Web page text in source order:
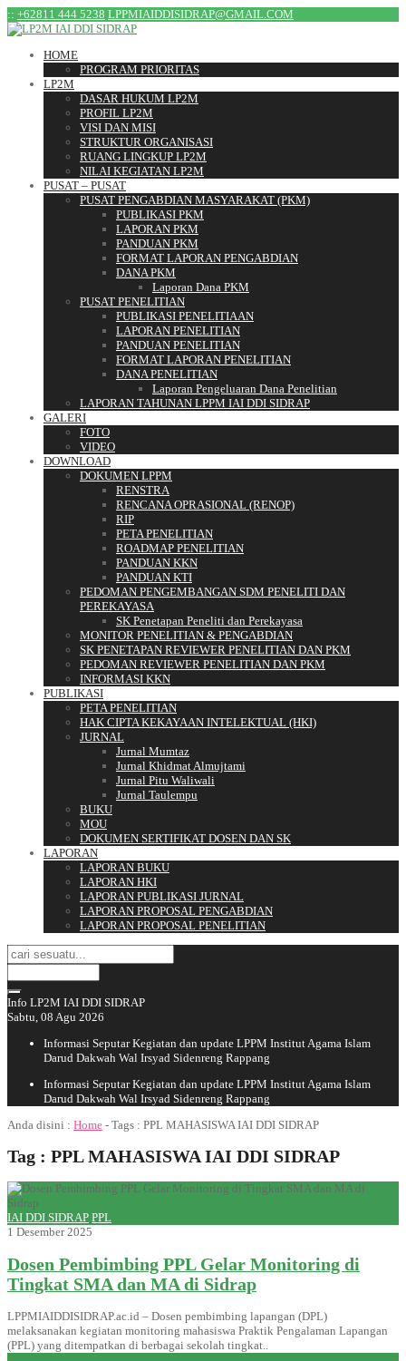
:: +62811 444 5238 LPPMIAIDDISIDRAP@GMAIL.COM
HOME
PROGRAM PRIORITAS
LP2M
DASAR HUKUM LP2M
PROFIL LP2M
VISI DAN MISI
STRUKTUR ORGANISASI
RUANG LINGKUP LP2M
NILAI KEGIATAN LP2M
PUSAT – PUSAT
PUSAT PENGABDIAN MASYARAKAT (PKM)
PUBLIKASI PKM
LAPORAN PKM
PANDUAN PKM
FORMAT LAPORAN PENGABDIAN
DANA PKM
Laporan Dana PKM
PUSAT PENELITIAN
PUBLIKASI PENELITIAAN
LAPORAN PENELITIAN
PANDUAN PENELITIAN
FORMAT LAPORAN PENELITIAN
DANA PENELITIAN
Laporan Pengeluaran Dana Penelitian
LAPORAN TAHUNAN LPPM IAI DDI SIDRAP
GALERI
FOTO
VIDEO
DOWNLOAD
DOKUMEN LPPM
RENSTRA
RENCANA OPRASIONAL (RENOP)
RIP
PETA PENELITIAN
ROADMAP PENELITIAN
PANDUAN KKN
PANDUAN KTI
PEDOMAN PENGEMBANGAN SDM PENELITI DAN
PEREKAYASA
SK Penetapan Peneliti dan Perekayasa
MONITOR PENELITIAN & PENGABDIAN
SK PENETAPAN REVIEWER PENELITIAN DAN PKM
PEDOMAN REVIEWER PENELITIAN DAN PKM
INFORMASI KKN
PUBLIKASI
PETA PENELITIAN
HAK CIPTA KEKAYAAN INTELEKTUAL (HKI)
JURNAL
Jurnal Mumtaz
Jurnal Khidmat Almujtami
Jurnal Pitu Waliwali
Jurnal Taulempu
BUKU
MOU
DOKUMEN SERTIFIKAT DOSEN DAN SK
LAPORAN
LAPORAN BUKU
LAPORAN HKI
LAPORAN PUBLIKASI JURNAL
LAPORAN PROPOSAL PENGABDIAN
LAPORAN PROPOSAL PENELITIAN
Info LP2M IAI DDI SIDRAP
Sabtu, 08 Agu 2026
Informasi Seputar Kegiatan dan update LPPM Institut Agama Islam
Darud Dakwah Wal Irsyad Sidenreng Rappang
Informasi Seputar Kegiatan dan update LPPM Institut Agama Islam
Darud Dakwah Wal Irsyad Sidenreng Rappang
Anda disini : Home - Tags : PPL MAHASISWA IAI DDI SIDRAP
Tag : PPL MAHASISWA IAI DDI SIDRAP
IAI DDI SIDRAP PPL
1 Desember 2025
Dosen Pembimbing PPL Gelar Monitoring di
Tingkat SMA dan MA di Sidrap
LPPMIAIDDISIDRAP.ac.id – Dosen pembimbing lapangan (DPL)
melaksanakan kegiatan monitoring mahasiswa Praktik Pengalaman Lapangan
(PPL) yang ditempatkan di berbagai sekolah tingkat..